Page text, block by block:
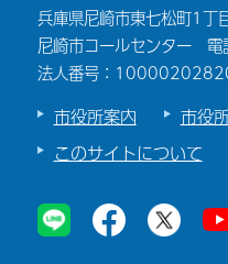
兵庫県尼崎市東七松町1丁
尼崎市コールセンター
法人番号：
市役所案内 市役
このサイトについて